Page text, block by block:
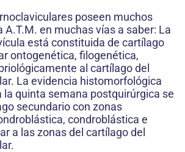
poseen muchos
A.T.M. en muchas vías a saber: La
está constituida de cartílago
ontogenética, filogenética,
al cartílago del
La evidencia histomorfológica
la quinta semana postquirúrgica se
secundario con zonas
condroblástica e
a las zonas del cartílago del